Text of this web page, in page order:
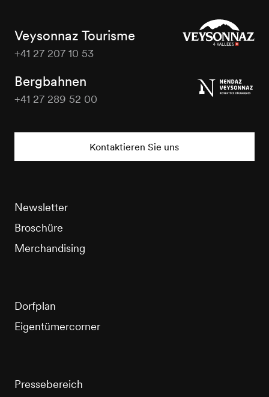
Veysonnaz Tourisme
+41 27 207 10 53
Bergbahnen
+41 27 289 52 00
Kontaktieren Sie uns
Newsletter
Broschüre
Merchandising
Dorfplan
Eigentümercorner
Pressebereich